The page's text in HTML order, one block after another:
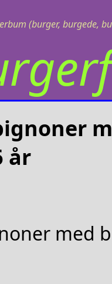
(burger, burgede,
år
med